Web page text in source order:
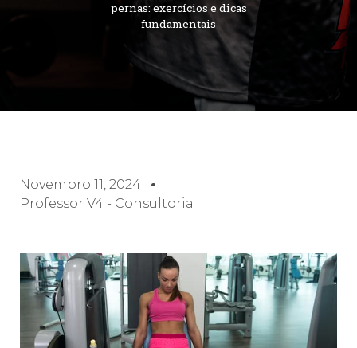
pernas: exercícios e dicas
fundamentais
Novembro 11, 2024
Professor V4 - Consultoria